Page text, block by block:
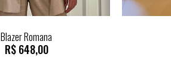
Blazer Romana
R$648,00